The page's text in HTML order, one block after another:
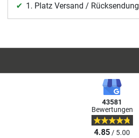
1. Platz Versand / Rücksendung
43581
Bewertungen
4.85/ 5.00